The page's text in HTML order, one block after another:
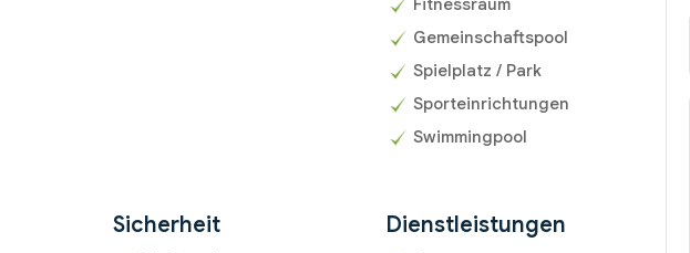
Fitnessraum
Gemeinschaftspool
Spielplatz / Park
Sporteinrichtungen
Swimmingpool
Sicherheit Dienstleistungen